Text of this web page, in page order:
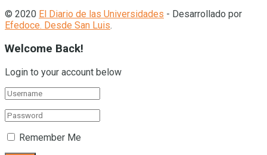
© 2020 El Diario de las Universidades - Desarrollado por
Efedoce. Desde San Luis.
Welcome Back!
Login to your account below
Remember Me